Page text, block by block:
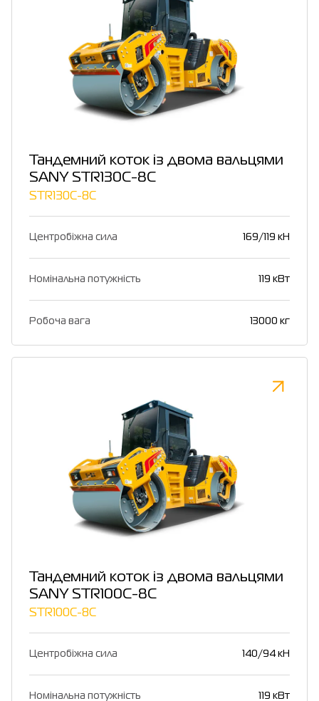
Тандемний коток із двома вальцями
SANY STR130C-8C
STR130C-8C
Центробіжна сила 169/119 кН
Номінальна потужність 119 кВт
Робоча вага 13000 кг
Тандемний коток із двома вальцями
SANY STR100C-8C
STR100C-8C
Центробіжна сила 140/94 кН
Номінальна потужність 119 кВт